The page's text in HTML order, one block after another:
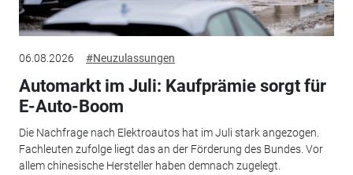
06.08.2026 #Neuzulassungen
Automarkt im Juli: Kaufprämie sorgt für
E-Auto-Boom
Die Nachfrage nach Elektroautos hat im Juli stark angezogen.
Fachleuten zufolge liegt das an der Förderung des Bundes. Vor
allem chinesische Hersteller haben demnach zugelegt.